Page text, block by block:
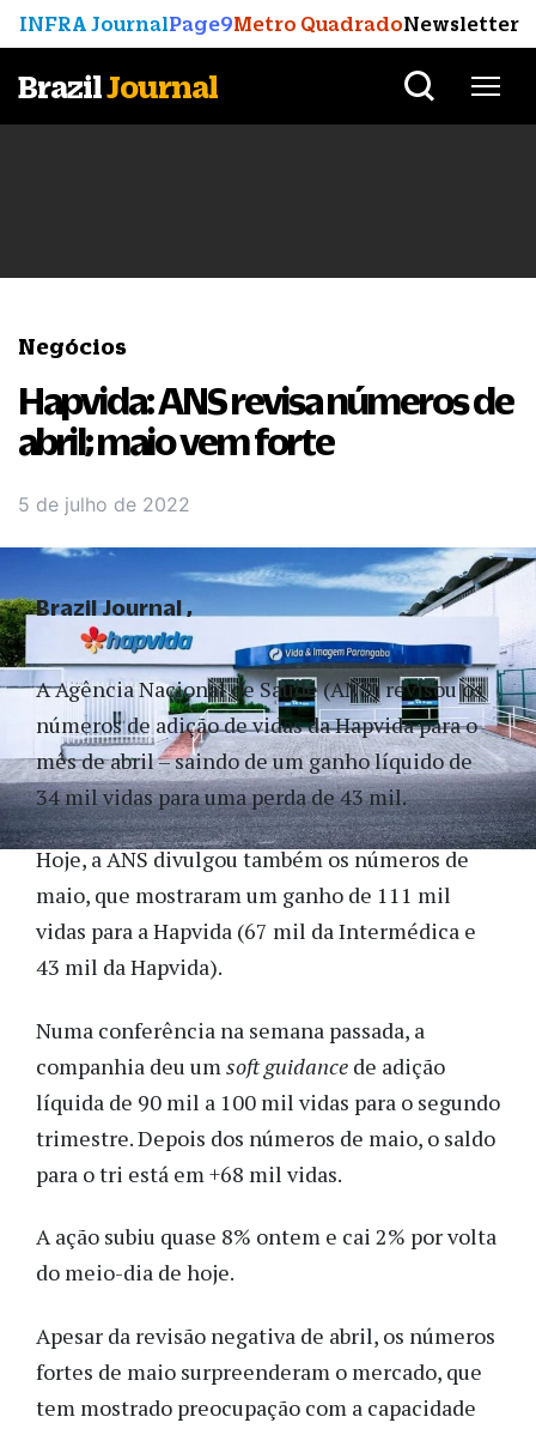
INFRA JournalPage9Metro QuadradoNewsletter
BrazilJournal
Negócios
Hapvida: ANS revisa números de
abril; maio vem forte
5 de julho de 2022
A Agência Nacional de Saúde (ANS) revisou os
números de adição de vidas da Hapvida para o
mês de abril – saindo de um ganho líquido de
34 mil vidas para uma perda de 43 mil.
Hoje, a ANS divulgou também os números de
maio, que mostraram um ganho de 111 mil
vidas para a Hapvida (67 mil da Intermédica e
43 mil da Hapvida).
Numa conferência na semana passada, a
companhia deu umsoft guidance de adição
líquida de 90 mil a 100 mil vidas para o segundo
trimestre. Depois dos números de maio, o saldo
para o tri está em +68 mil vidas.
A ação subiu quase 8% ontem e cai 2% por volta
do meio-dia de hoje.
Apesar da revisão negativa de abril, os números
fortes de maio surpreenderam o mercado, que
tem mostrado preocupação com a capacidade
Brazil Journal